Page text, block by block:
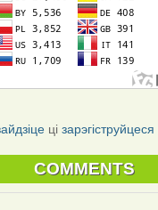
цізарэгіструйцеся
COMMENTS